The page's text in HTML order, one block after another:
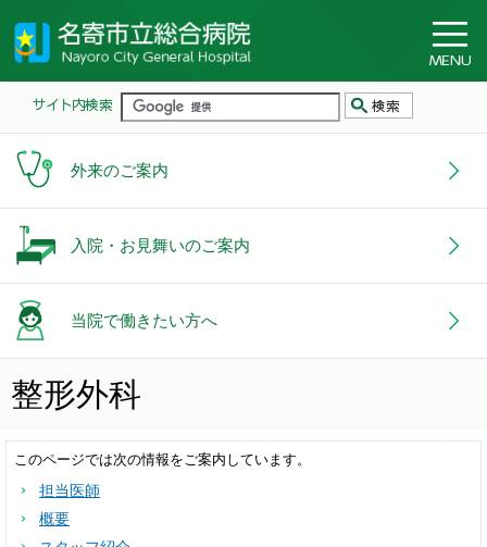
外来のご案内
入院・お見舞いのご案内
当院で働きたい方へ
整形外科
このページでは次の情報をご案内しています。
担当医師
概要